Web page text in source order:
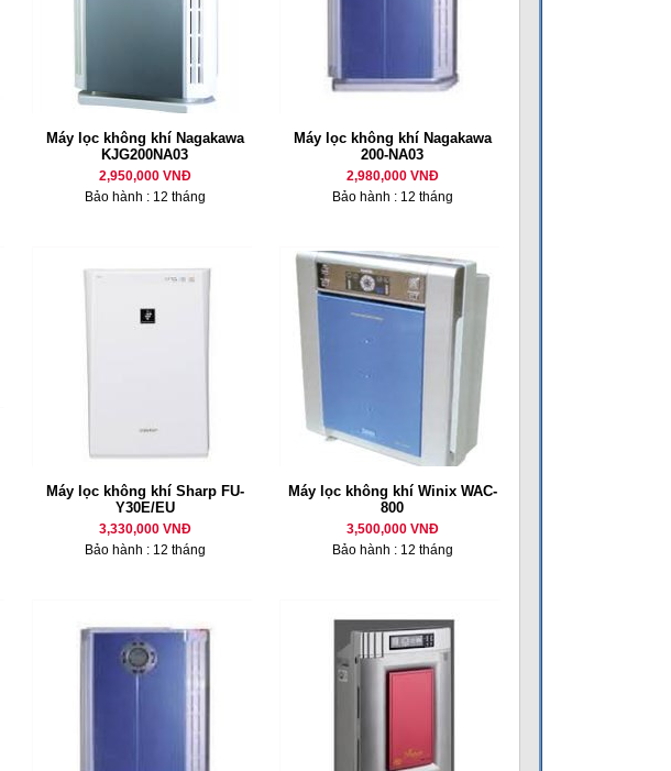
Máy lọc không khí Nagakawa
KJG200NA03
2,950,000 VNĐ
Bảo hành : 12 tháng
Máy lọc không khí Nagakawa
200-NA03
2,980,000 VNĐ
Bảo hành : 12 tháng
Máy lọc không khí Sharp FU-
Y30E/EU
3,330,000 VNĐ
Bảo hành : 12 tháng
Máy lọc không khí Winix WAC-
800
3,500,000 VNĐ
Bảo hành : 12 tháng